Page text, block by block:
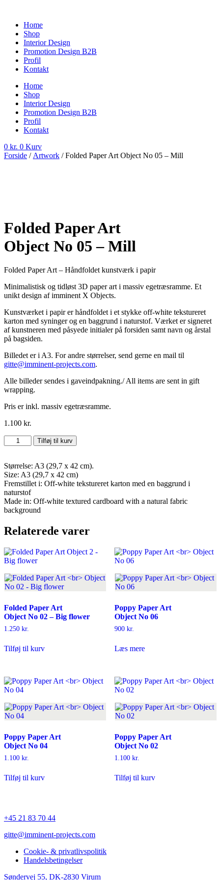
indholdHome
Shop
Interior Design
Promotion Design B2B
Profil
Kontakt
Home
Shop
Interior Design
Promotion Design B2B
Profil
Kontakt
0 kr. 0 Kurv
Forside / Artwork / Folded Paper Art Object No 05 – Mill
Folded Paper Art
Object No 05 – Mill
Folded Paper Art – Håndfoldet kunstværk i papir
Minimalistisk og tidløst 3D paper art i massiv egetræsramme. Et
unikt design af imminent X Objects.
Kunstværket i papir er håndfoldet i et stykke off-white tekstureret
karton med syninger og en baggrund i naturstof. Værket er signeret
af kunstneren med påsyede initialer på forsiden samt navn og årstal
på bagsiden.
Billedet er i A3. For andre størrelser, send gerne en mail til
gitte@imminent-projects.com.
Alle billeder sendes i gaveindpakning./ All items are sent in gift
wrapping.
Pris er inkl. massiv egetræsramme.
1.100 kr.
Folded
Paper
Object
No
05
-
Mill
antal
Tilføj til kurv
Størrelse: A3 (29,7 x 42 cm).
Size: A3 (29,7 x 42 cm)
Fremstillet i: Off-white tekstureret karton med en baggrund i
naturstof
Made in: Off-white textured cardboard with a natural fabric
background
Relaterede varer
Folded Paper Art
Object No 02 – Big flower
1.250 kr.
Tilføj til kurv
Poppy Paper Art
Object No 06
900 kr.
Læs mere
Poppy Paper Art
Object No 04
1.100 kr.
Tilføj til kurv
Poppy Paper Art
Object No 02
1.100 kr.
Tilføj til kurv
+45 21 83 70 44
gitte@imminent-projects.com
Cookie- & privatlivspolitik
Handelsbetingelser
Søndervej 55, DK-2830 Virum